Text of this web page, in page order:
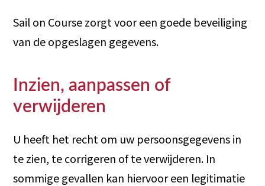
Sail on Course zorgt voor een goede beveiliging
van de opgeslagen gegevens.
Inzien, aanpassen of
verwijderen
U heeft het recht om uw persoonsgegevens in
te zien, te corrigeren of te verwijderen. In
sommige gevallen kan hiervoor een legitimatie